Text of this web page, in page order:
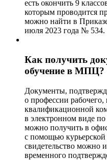
есть окончить 9
которым проводится
можно найти в
июля 2023 года № 534.
Как получить
обучение в МПЦ?
Документы,
о профессии рабочего,
квалификационной
в электронном виде
можно получить в
с помощью
свидетельство можно
временного